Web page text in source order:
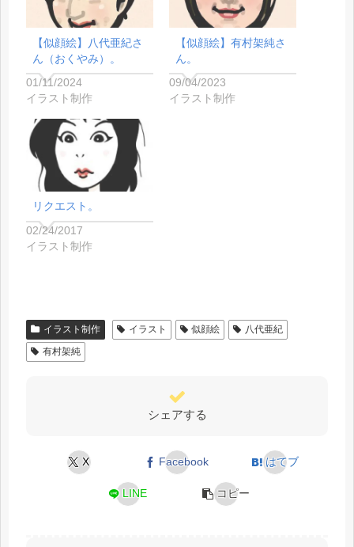
【似顔絵】八代亜紀さ
ん（おくやみ）。
01/11/2024
イラスト制作
【似顔絵】有村架純さ
ん。
09/04/2023
イラスト制作
リクエスト。
02/24/2017
イラスト制作
イラスト制作 イラスト 似顔絵
八代亜紀
有村架純
シェアする
X Facebook はてブ
LINE コピー